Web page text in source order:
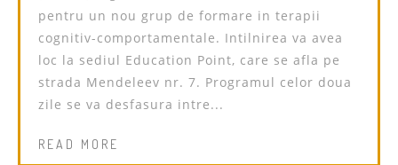
pentru un nou grup de formare in terapii
cognitiv-comportamentale. Intilnirea va avea
loc la sediul Education Point, care se afla pe
strada Mendeleev nr. 7. Programul celor doua
zile se va desfasura intre...
READ MORE